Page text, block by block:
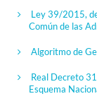
Ley 39/2015,
Común de las
Algoritmo de
Real Decreto
Esquema